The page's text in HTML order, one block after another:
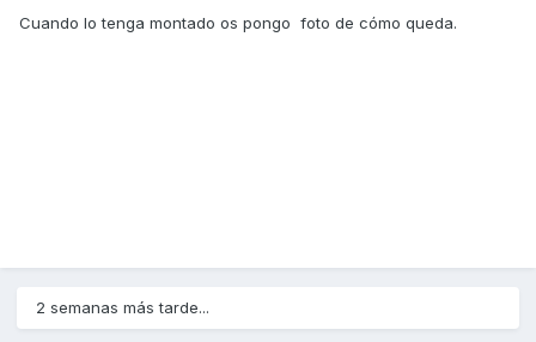
Cuando lo tenga montado os pongo foto de cómo queda.
2 semanas más tarde...